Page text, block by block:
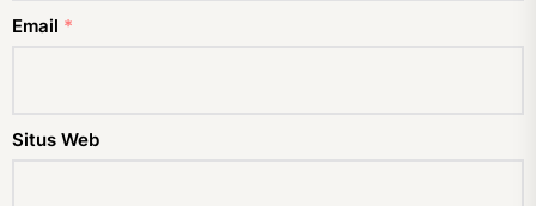
Email *
Situs Web